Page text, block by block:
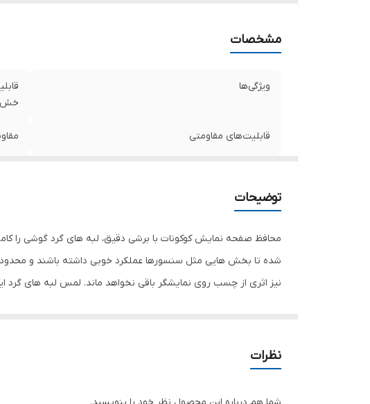
مشخصات
ویژگی‌ها
خش ,
قابلیت‌های مقاومتی
ضخامت 0.2
دارای محافظ برای قسمت
توضیحات
محافظ صفحه نمایش کوکونات با برشی دقیق، لبه های گرد گوشی را
شده تا بخش هایی مثل سنسورها عملکرد خوبی داشته باشند و
نیز اثری از چسب روی نمایشگر باقی نخواهد ماند. لمس لبه های
نظرات